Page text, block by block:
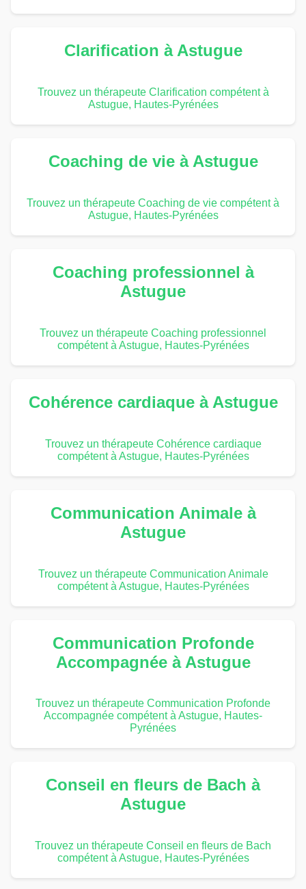
Clarification à Astugue
Trouvez un thérapeute Clarification compétent à
Astugue, Hautes-Pyrénées
Coaching de vie à Astugue
Trouvez un thérapeute Coaching de vie compétent à
Astugue, Hautes-Pyrénées
Coaching professionnel à
Astugue
Trouvez un thérapeute Coaching professionnel
compétent à Astugue, Hautes-Pyrénées
Cohérence cardiaque à Astugue
Trouvez un thérapeute Cohérence cardiaque
compétent à Astugue, Hautes-Pyrénées
Communication Animale à
Astugue
Trouvez un thérapeute Communication Animale
compétent à Astugue, Hautes-Pyrénées
Communication Profonde
Accompagnée à Astugue
Trouvez un thérapeute Communication Profonde
Accompagnée compétent à Astugue, Hautes-
Pyrénées
Conseil en fleurs de Bach à
Astugue
Trouvez un thérapeute Conseil en fleurs de Bach
compétent à Astugue, Hautes-Pyrénées